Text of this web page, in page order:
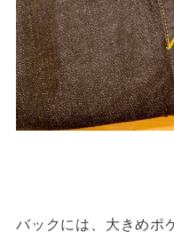
バックには、大きめポ